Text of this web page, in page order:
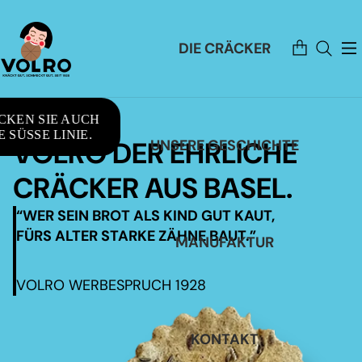
DIE CRÄCKER
UNSERE GESCHICHTE
MANUFAKTUR
KONTAKT
Artikel
im
Warenkorb
SIE AUCH
SÜSSE LINIE.
VOLRO DER EHRLICHE
CRÄCKER AUS BASEL.
“WER SEIN BROT ALS KIND GUT KAUT,
FÜRS ALTER STARKE ZÄHNE BAUT.”
VOLRO WERBESPRUCH 1928